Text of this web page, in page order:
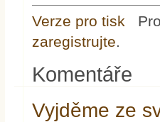
Verze pro tisk
zaregistrujte.
Komentáře
Vyjděme ze